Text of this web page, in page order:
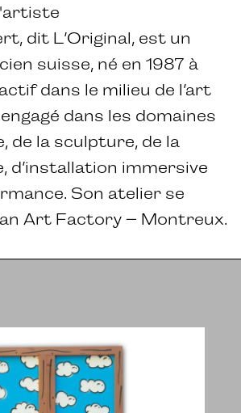
'artiste
dit L’Original, est un
suisse, né en 1987 à
dans le milieu de l’art
dans les domaines
de la sculpture, de la
d’installation immersive
Son atelier se
Art Factory – Montreux.